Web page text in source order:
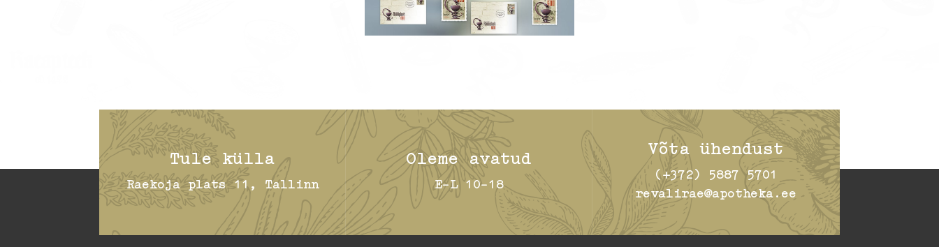
Tule külla
Raekoja plats 11, Tallinn
Oleme avatud
E-L 10-18
Võta ühendust
(+372) 5887 5701
revalirae@apotheka.ee